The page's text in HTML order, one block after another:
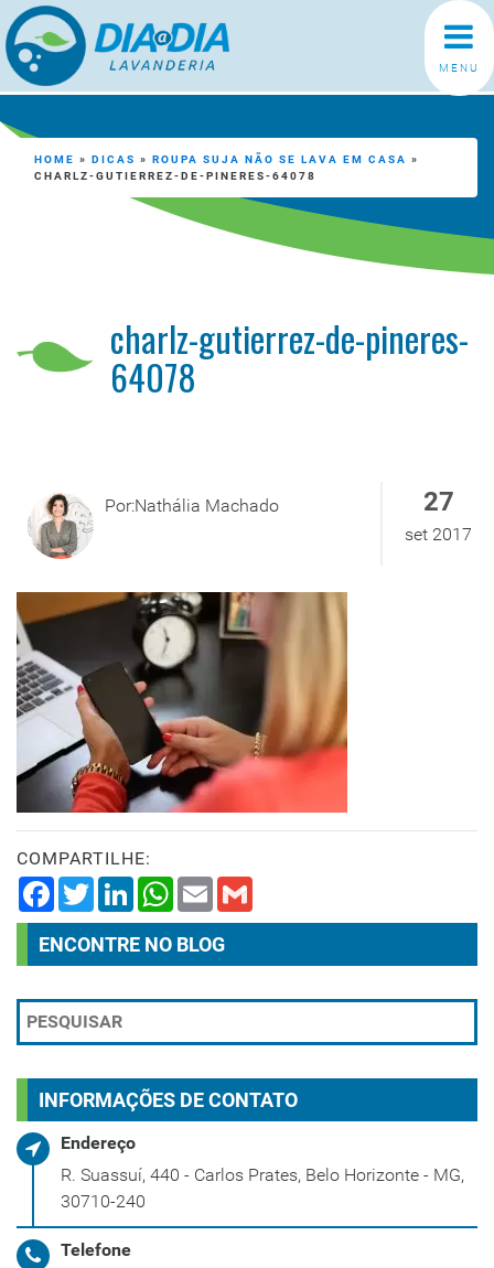
MENU
charlz-gutierrez-de-pineres-
64078
HOME » DICAS » ROUPA SUJA NÃO SE LAVA EM CASA »
CHARLZ-GUTIERREZ-DE-PINERES-64078
Por:Nathália Machado 27
set 2017
COMPARTILHE:
FacebookTwitterLinkedInWhatsApp
Email
ENCONTRE NO BLOG
INFORMAÇÕES DE CONTATO
Endereço
R. Suassuí, 440 - Carlos Prates, Belo Horizonte - MG,
30710-240
Telefone